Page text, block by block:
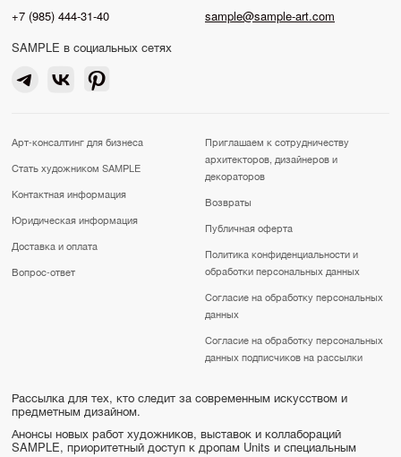
+7 (985) 444-31-40
sample@sample-art.com
SAMPLE в социальных сетях
Арт-консалтинг для бизнеса
Стать художником SAMPLE
Контактная информация
Юридическая информация
Доставка и оплата
Вопрос-ответ
Приглашаем к сотрудничеству
архитекторов, дизайнеров и
декораторов
Возвраты
Публичная оферта
Политика конфиденциальности и
обработки персональных данных
Согласие на обработку персональных
данных
Согласие на обработку персональных
данных подписчиков на рассылки
Рассылка для тех, кто следит за современным искусством и
предметным дизайном.
Анонсы новых работ художников, выставок и коллабораций
SAMPLE, приоритетный доступ к дропам Units и специальным